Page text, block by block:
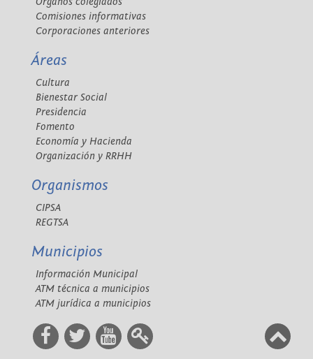
Comisiones informativas
Corporaciones anteriores
Áreas
Cultura
Bienestar Social
Presidencia
Fomento
Economía y Hacienda
Organización y RRHH
Organismos
CIPSA
REGTSA
Municipios
Información Municipal
ATM técnica a municipios
ATM jurídica a municipios